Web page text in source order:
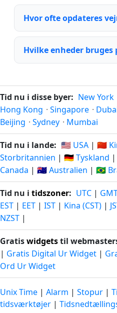
Hvor ofte opdateres
Hvilke enheder bruges
Tid nu i disse byer: New York
Hong Kong · Singapore ·
Beijing · Sydney · Mumbai
Tid nu i lande: 🇺🇸 USA | 🇨🇳
Storbritannien | 🇩🇪 Tyskland |
Canada | 🇦🇺 Australien | 🇧🇷
Tid nu i tidszoner: UTC |
EST | EET | IST | Kina (CST) |
NZST |
Gratiswidgetstil
| Gratis Digital Ur Widget |
Ord Ur Widget
Unix Time | Alarm | Stopur |
tidsværktøjer |